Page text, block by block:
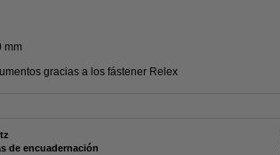
mm
gracias a los fástener Relex
de encuadernación